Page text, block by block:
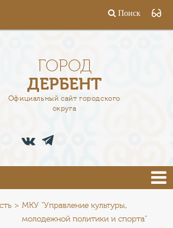
Поиск
ГОРОД
ДЕРБЕНТ
Официальный сайт городского
округа
МКУ "Управление культуры,
молодежной политики и спорта"